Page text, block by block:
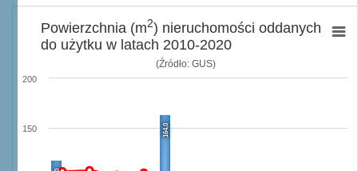
(Źródło: GUS)
164,0
150
200
Powierzchnia (m2) nieruchomości oddanych
do użytku w latach 2010-2020